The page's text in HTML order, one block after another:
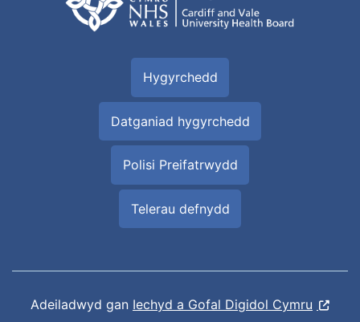
Hygyrchedd
Datganiad hygyrchedd
Polisi Preifatrwydd
Telerau defnydd
Adeiladwyd gan Iechyd a Gofal Digidol Cymru